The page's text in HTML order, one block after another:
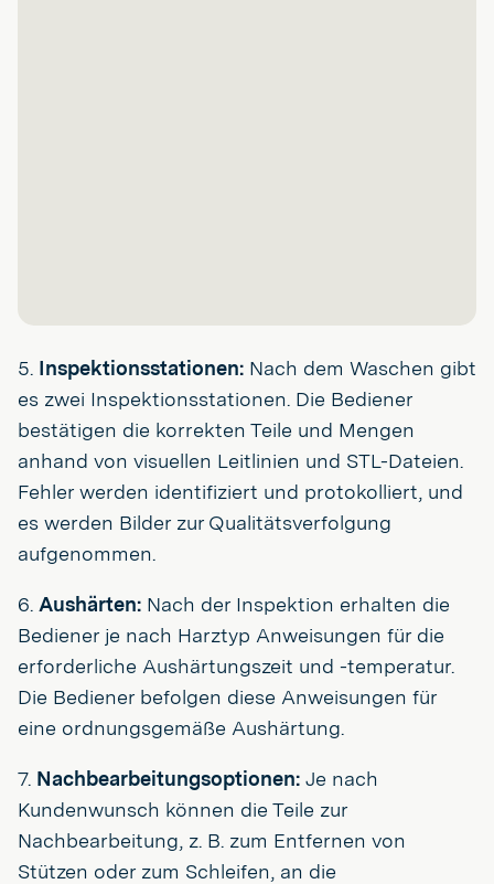
5. Inspektionsstationen: Nach dem Waschen gibt
es zwei Inspektionsstationen. Die Bediener
bestätigen die korrekten Teile und Mengen
anhand von visuellen Leitlinien und STL-Dateien.
Fehler werden identifiziert und protokolliert, und
es werden Bilder zur Qualitätsverfolgung
aufgenommen.
6. Aushärten: Nach der Inspektion erhalten die
Bediener je nach Harztyp Anweisungen für die
erforderliche Aushärtungszeit und -temperatur.
Die Bediener befolgen diese Anweisungen für
eine ordnungsgemäße Aushärtung.
7. Nachbearbeitungsoptionen: Je nach
Kundenwunsch können die Teile zur
Nachbearbeitung, z. B. zum Entfernen von
Stützen oder zum Schleifen, an die